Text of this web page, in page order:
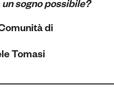
sogno possibile?
di
Tomasi